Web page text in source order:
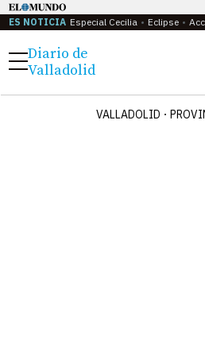
ES NOTICIA Especial Cecilia Eclipse
Menú
Diario de
Valladolid
VALLADOLID